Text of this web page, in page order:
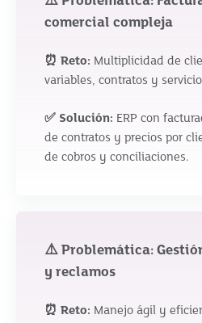
comercial compleja
⏰ Reto: Multiplicidad de
variables, contratos y
✅ Solución: ERP con
de contratos y precios por
de cobros y conciliaciones.
⚠️ Problemática:
y reclamos
⏰ Reto: Manejo ágil y